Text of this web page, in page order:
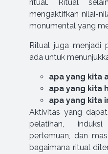
ritual. Ritual
mengaktifkan nilai-
monumental yang
Ritual juga menjadi
ada untuk
apa yang kita
apa yang kita
apa yang kita
Aktivitas yang
pelatihan,
pertemuan, dan
bagaimana ritual